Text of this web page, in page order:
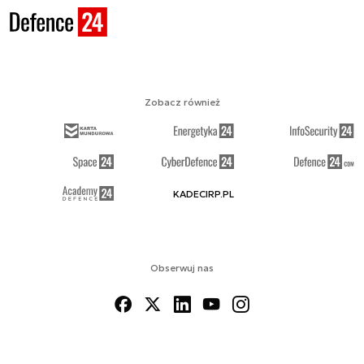
Obserwuj nas
Zobacz również
KADECIRP.PL